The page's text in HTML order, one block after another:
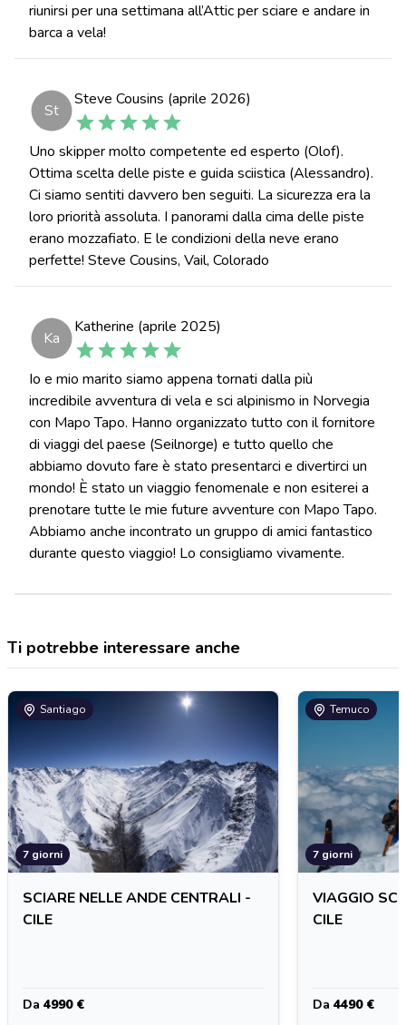
riunirsi per una settimana all’Attic per sciare e andare in
barca a vela!
St
Steve Cousins (aprile 2026)
Uno skipper molto competente ed esperto (Olof).
Ottima scelta delle piste e guida sciistica (Alessandro).
Ci siamo sentiti davvero ben seguiti. La sicurezza era la
loro priorità assoluta. I panorami dalla cima delle piste
erano mozzafiato. E le condizioni della neve erano
perfette! Steve Cousins, Vail, Colorado
Ka
Katherine (aprile 2025)
Io e mio marito siamo appena tornati dalla più
incredibile avventura di vela e sci alpinismo in Norvegia
con Mapo Tapo. Hanno organizzato tutto con il fornitore
di viaggi del paese (Seilnorge) e tutto quello che
abbiamo dovuto fare è stato presentarci e divertirci un
mondo! È stato un viaggio fenomenale e non esiterei a
prenotare tutte le mie future avventure con Mapo Tapo.
Abbiamo anche incontrato un gruppo di amici fantastico
durante questo viaggio! Lo consigliamo vivamente.
Ti potrebbe interessare anche
7 giorni
Santiago
SCIARE NELLE ANDE CENTRALI -
CILE
Da 4990 €
7 giorni
Temuco
VIAGGIO
CILE
Da 4490 €